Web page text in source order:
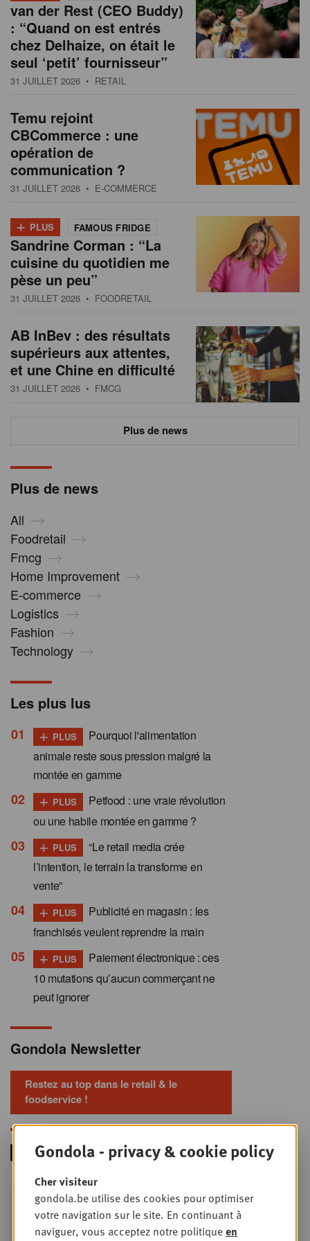
Plus de news
All
Foodretail
Fmcg
Home Improvement
E-commerce
Logistics
Fashion
Technology
van der Rest (CEO Buddy)
: “Quand on est entrés
chez Delhaize, on était le
seul ‘petit’ fournisseur”
31 JUILLET 2026 • RETAIL
Temu rejoint
CBCommerce : une
opération de
communication ?
31 JUILLET 2026 • E-COMMERCE
+ PLUS FAMOUS FRIDGE
Sandrine Corman : “La
cuisine du quotidien me
pèse un peu”
31 JUILLET 2026 • FOODRETAIL
AB InBev : des résultats
supérieurs aux attentes,
et une Chine en difficulté
31 JUILLET 2026 • FMCG
Plus de news
Les plus lus
+ PLUS
Pourquoi l'alimentation
animale reste sous pression malgré la
montée en gamme
+ PLUS
Petfood : une vraie révolution
ou une habile montée en gamme ?
+ PLUS
“Le retail media crée
l’intention, le terrain la transforme en
vente”
+ PLUS
Publicité en magasin : les
franchisés veulent reprendre la main
+ PLUS
Paiement électronique : ces
10 mutations qu’aucun commerçant ne
peut ignorer
Gondola Newsletter
Restez au top dans le retail & le
foodservice !
MER
9
SEPT
Foodservice - Joint
business planning
Intro to Negotiation: Succes aan de
Gondola - privacy & cookie policy
Cher visiteur
gondola.be utilise des cookies pour optimiser
votre navigation sur le site. En continuant à
naviguer, vous acceptez notre politiqueen